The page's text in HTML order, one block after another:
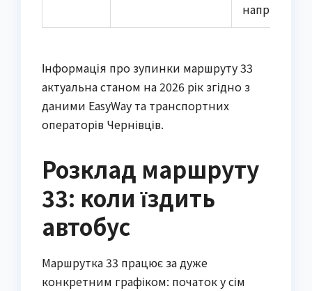
напрямку
Інформація про зупинки маршруту 33
актуальна станом на 2026 рік згідно з
даними EasyWay та транспортних
операторів Чернівців.
Розклад маршруту
33: коли їздить
автобус
Маршрутка 33 працює за дуже
конкретним графіком: початок у сім